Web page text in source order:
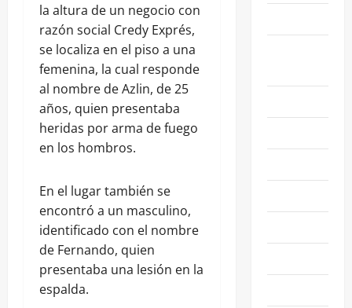
la altura de un negocio con
razón social Credy Exprés,
se localiza en el piso a una
femenina, la cual responde
al nombre de Azlin, de 25
años, quien presentaba
heridas por arma de fuego
en los hombros.
En el lugar también se
encontró a un masculino,
identificado con el nombre
de Fernando, quien
presentaba una lesión en la
espalda.